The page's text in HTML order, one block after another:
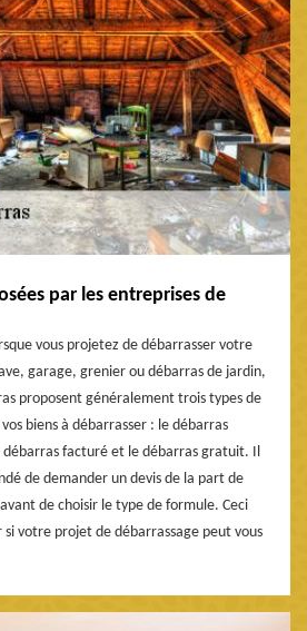
par les entreprises de
vous projetez de débarrasser votre
garage, grenier ou débarras de jardin,
proposent généralement trois types de
biens à débarrasser : le débarras
facturé et le débarras gratuit. Il
de demander un devis de la part de
de choisir le type de formule. Ceci
votre projet de débarrassage peut vous